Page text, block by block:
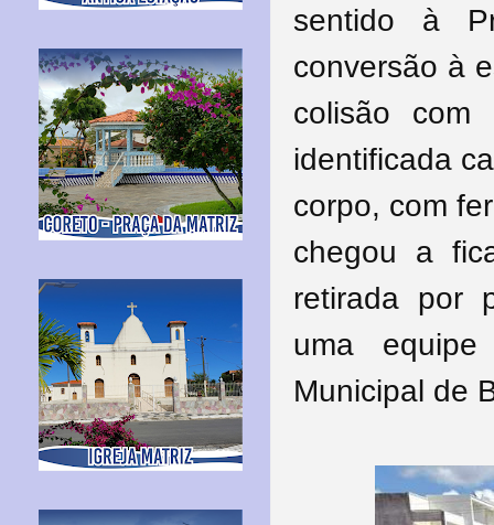
sentido à
conversão à
colisão com
identificada
corpo, com
chegou a
retirada por
uma
Municipal de